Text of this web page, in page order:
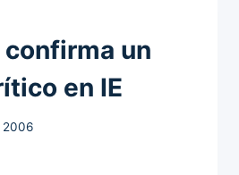
un
en IE
2006